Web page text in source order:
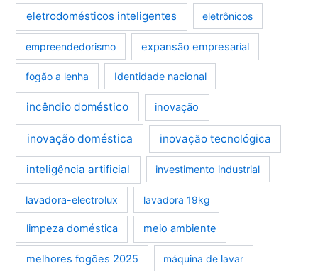
eletrodomésticos inteligentes eletrônicos
empreendedorismo expansão empresarial
fogão a lenha Identidade nacional
incêndio doméstico inovação
inovação doméstica inovação tecnológica
inteligência artificial investimento industrial
lavadora-electrolux lavadora 19kg
limpeza doméstica meio ambiente
melhores fogões 2025 máquina de lavar